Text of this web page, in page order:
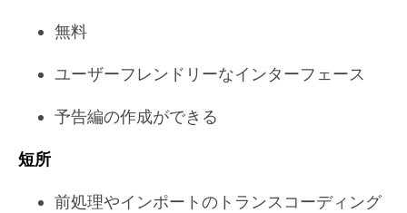
無料
ユーザーフレンドリーなインターフェース
予告編の作成ができる
短所
前処理やインポートのトランスコーディング